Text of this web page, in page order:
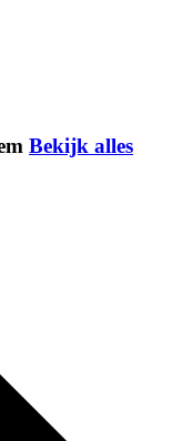
Bekijk alles